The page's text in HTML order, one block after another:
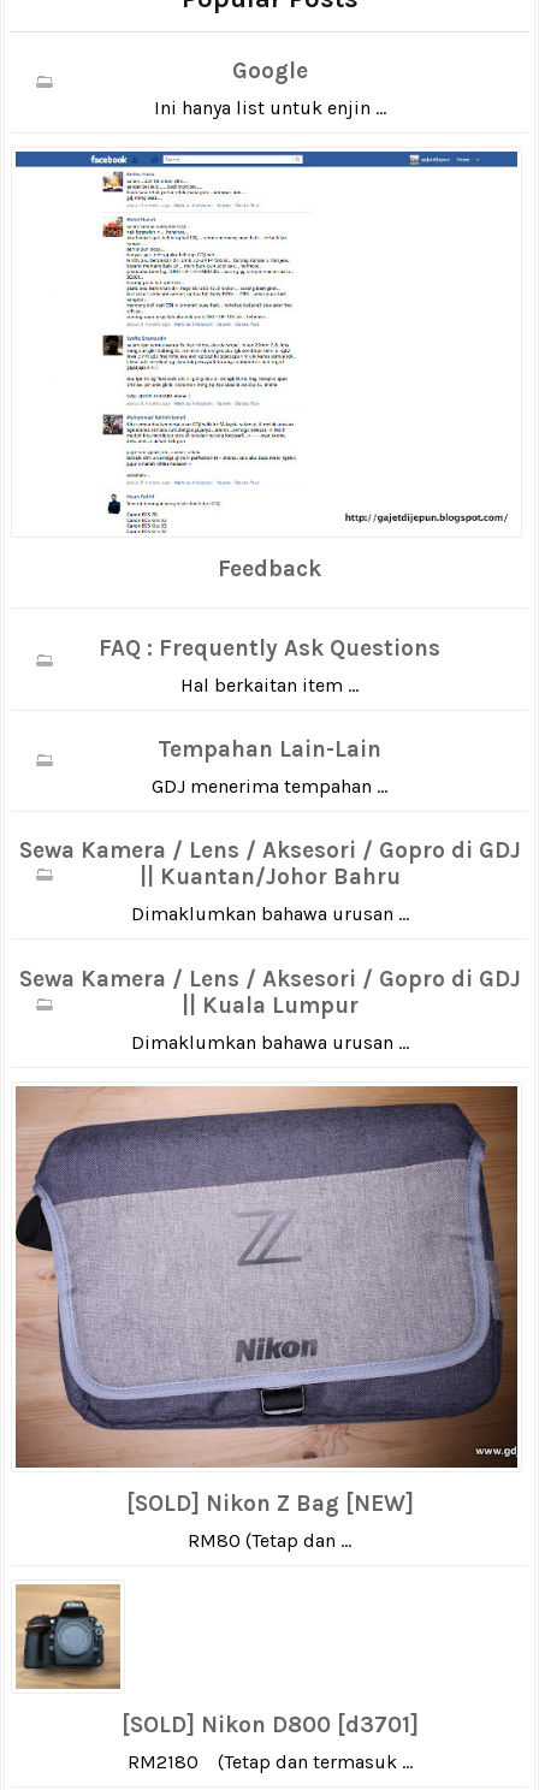
Google
Ini hanya list untuk enjin ...
Feedback
FAQ : Frequently Ask Questions
Hal berkaitan item ...
Tempahan Lain-Lain
GDJ menerima tempahan ...
Sewa Kamera / Lens / Aksesori / Gopro di GDJ
|| Kuantan/Johor Bahru
Dimaklumkan bahawa urusan ...
Sewa Kamera / Lens / Aksesori / Gopro di GDJ
|| Kuala Lumpur
Dimaklumkan bahawa urusan ...
[SOLD] Nikon Z Bag [NEW]
RM80 (Tetap dan ...
[SOLD] Nikon D800 [d3701]
RM2180 (Tetap dan termasuk ...